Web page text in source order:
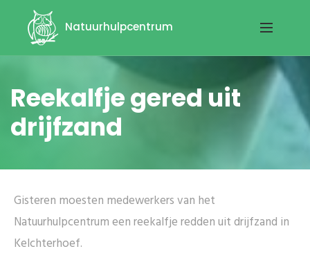
Natuurhulpcentrum
Reekalfje gered uit
drijfzand
Gisteren moesten medewerkers van het
Natuurhulpcentrum een reekalfje redden uit drijfzand in
Kelchterhoef.